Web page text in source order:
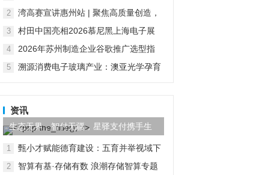
2
湾高赛宣讲惠州站 | 聚焦高质量创造，
3
村田中国亮相2026慕尼黑上海电子展
界新生
4
2026年苏州制造企业谷歌推广选型指
5
溯源消费电子玻璃产业：澳亚光学孕育
资讯
生态无界，智付无疆，星驿支付携手生
态伙伴共创全球数字商业
1
甄小才赋能德育建设：五育并举视域下
2
智算有基·存储有数 浪潮存储智算专题